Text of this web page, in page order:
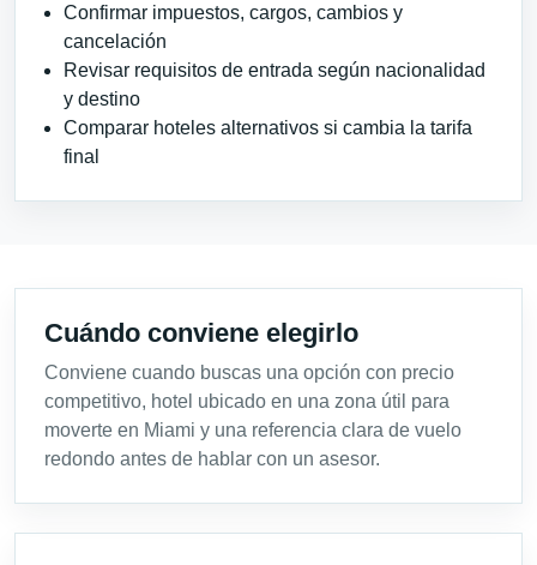
Confirmar impuestos, cargos, cambios y
cancelación
Revisar requisitos de entrada según nacionalidad
y destino
Comparar hoteles alternativos si cambia la tarifa
final
Cuándo conviene elegirlo
Conviene cuando buscas una opción con precio
competitivo, hotel ubicado en una zona útil para
moverte en Miami y una referencia clara de vuelo
redondo antes de hablar con un asesor.